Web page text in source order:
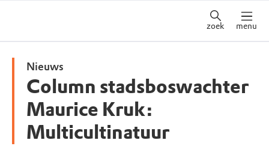
zoek menu
Nieuws
Column stadsboswachter
Maurice Kruk:
Multicultinatuur